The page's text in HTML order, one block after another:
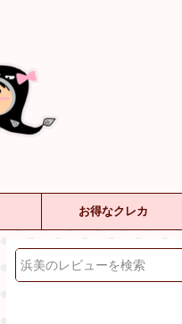
お得なクレカ